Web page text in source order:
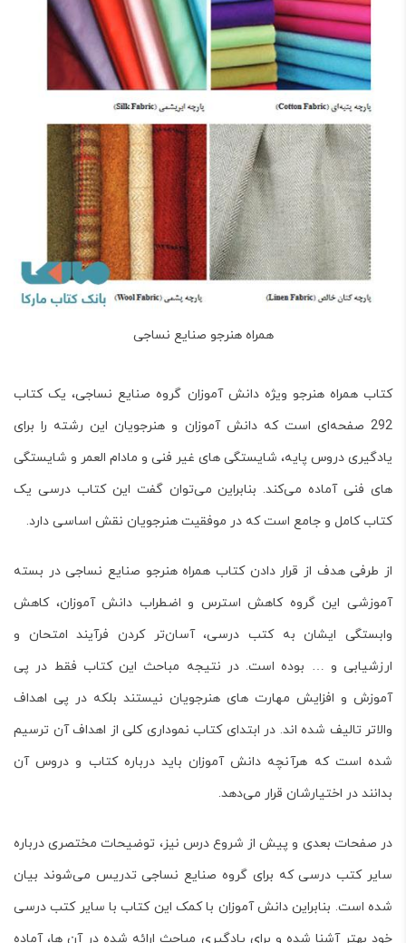
همراه هنرجو صنایع نساجی
کتاب همراه هنرجو ویژه دانش آموزان گروه صنایع نساجی، یک کتاب
292 صفحه‌ای است که دانش آموزان و هنرجویان این رشته را برای
یادگیری دروس پایه، شایستگی های غیر فنی و مادام العمر و شایستگی
های فنی آماده می‌کند. بنابراین می‌توان گفت این کتاب درسی یک
کتاب کامل و جامع است که در موفقیت هنرجویان نقش اساسی دارد.
از طرفی هدف از قرار دادن کتاب همراه هنرجو صنایع نساجیدر بسته
آموزشی این گروه کاهش استرس و اضطراب دانش آموزان، کاهش
وابستگی ایشان به کتب درسی، آسان‌تر کردن فرآیند امتحان و
ارزشیابی و … بوده است. در نتیجه مباحث این کتاب فقط در پی
آموزش و افزایش مهارت های هنرجویان نیستند بلکه در پی اهداف
والاتر تالیف شده اند. در ابتدای کتاب نموداری کلی از اهداف آن ترسیم
شده است که هرآنچه دانش آموزان باید درباره کتاب و دروس آن
بدانند در اختیارشان قرار می‌دهد.
در صفحات بعدی و پیش از شروع درس نیز، توضیحات مختصری درباره
سایر کتب درسی که برای گروه صنایع نساجی تدریس می‌شوند بیان
شده است. بنابراین دانش آموزان با کمک این کتاب با سایر کتب درسی
خود بهتر آشنا شده و برای یادگیری مباحث ارائه شده در آن ها، آماده